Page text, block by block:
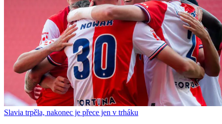
Slavia trpěla, nakonec je přece jen v trháku